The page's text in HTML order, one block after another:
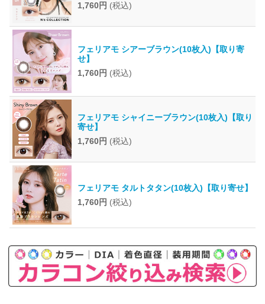
1,760円 (税込)
フェリアモ シアーブラウン(10枚入)【取り寄
せ】
1,760円 (税込)
フェリアモ シャイニーブラウン(10枚入)【取り
寄せ】
1,760円 (税込)
フェリアモ タルトタタン(10枚入)【取り寄せ】
1,760円 (税込)